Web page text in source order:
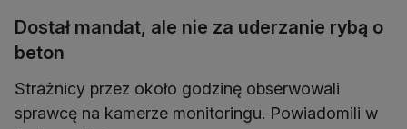
Dostał mandat, ale nie za uderzanie rybą o
beton
Strażnicy przez około godzinę obserwowali
sprawcę na kamerze monitoringu. Powiadomili w